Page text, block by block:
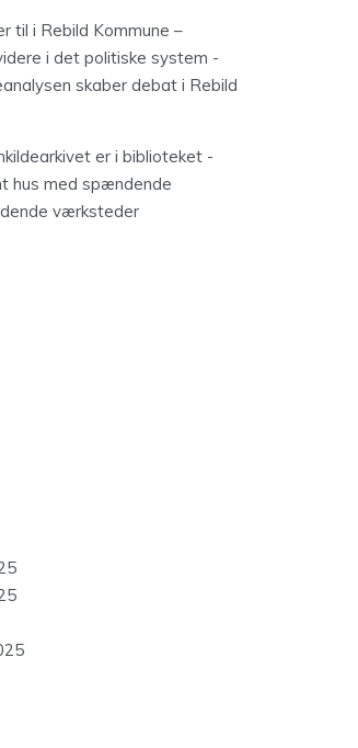
til i Rebild Kommune –
i det politiske system -
skaber debat i Rebild
er i biblioteket -
hus med spændende
værksteder